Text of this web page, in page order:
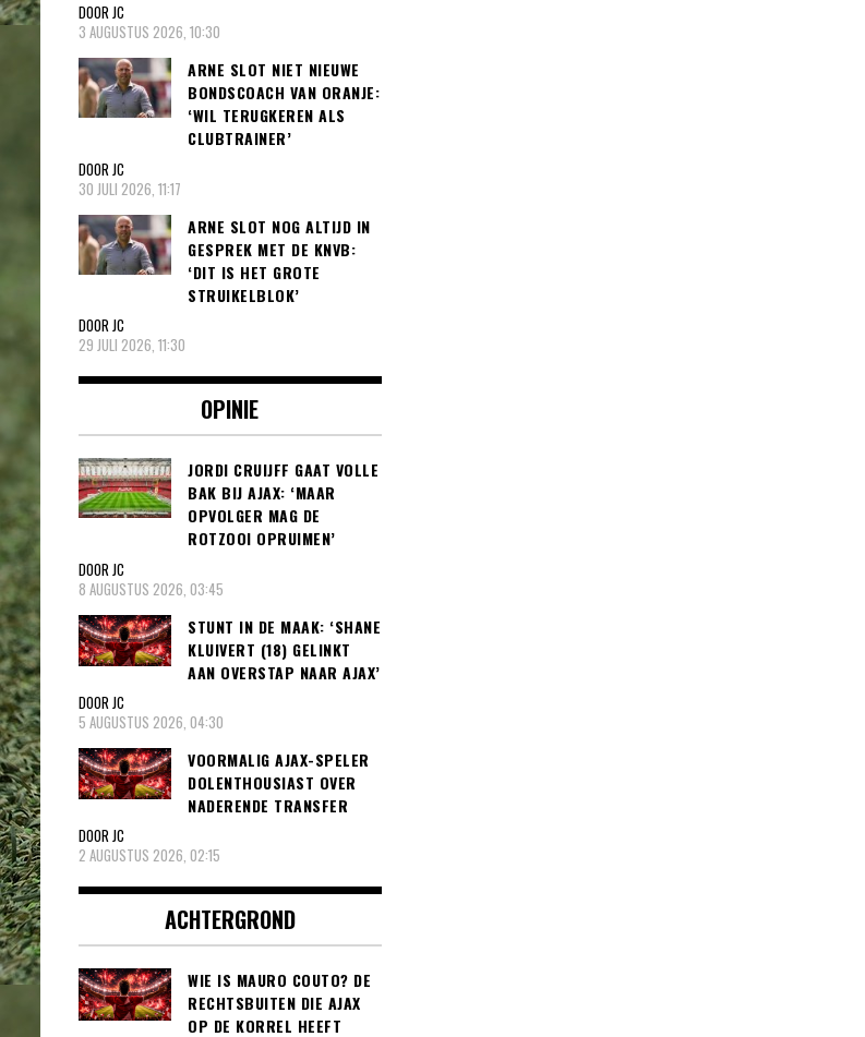
DOOR JC
3 AUGUSTUS 2026, 10:30
ARNE SLOT NIET NIEUWE
BONDSCOACH VAN ORANJE:
‘WIL TERUGKEREN ALS
CLUBTRAINER’
DOOR JC
30 JULI 2026, 11:17
ARNE SLOT NOG ALTIJD IN
GESPREK MET DE KNVB:
‘DIT IS HET GROTE
STRUIKELBLOK’
DOOR JC
29 JULI 2026, 11:30
OPINIE
JORDI CRUIJFF GAAT VOLLE
BAK BIJ AJAX: ‘MAAR
OPVOLGER MAG DE
ROTZOOI OPRUIMEN’
DOOR JC
8 AUGUSTUS 2026, 03:45
STUNT IN DE MAAK: ‘SHANE
KLUIVERT (18) GELINKT
AAN OVERSTAP NAAR AJAX’
DOOR JC
5 AUGUSTUS 2026, 04:30
VOORMALIG AJAX-SPELER
DOLENTHOUSIAST OVER
NADERENDE TRANSFER
DOOR JC
2 AUGUSTUS 2026, 02:15
ACHTERGROND
WIE IS MAURO COUTO? DE
RECHTSBUITEN DIE AJAX
OP DE KORREL HEEFT